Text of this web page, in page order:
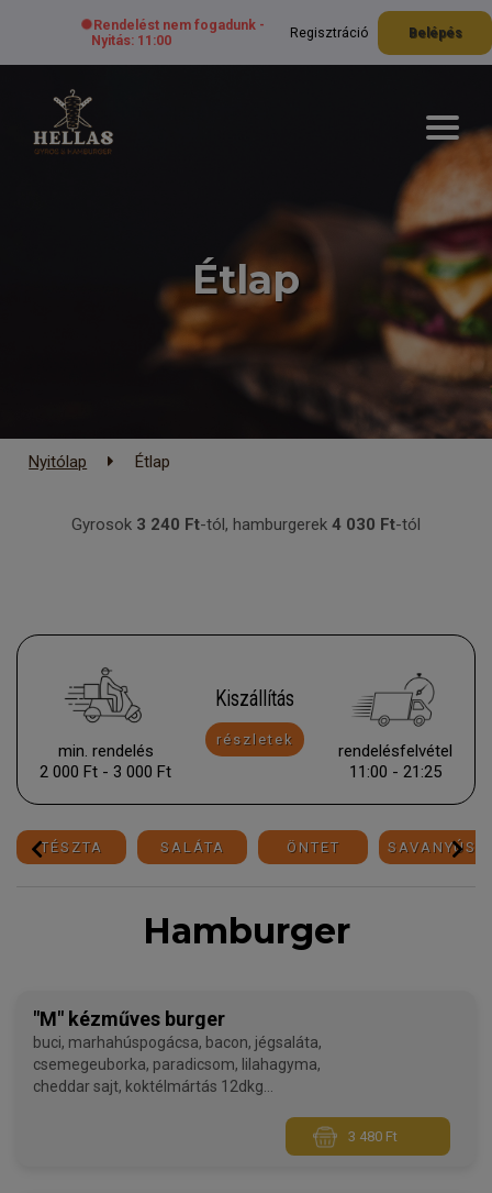
Rendelést nem fogadunk -
Nyitás: 11:00
Regisztráció Belépés
Étlap
Nyitólap Étlap
Gyrosok 3 240 Ft-tól, hamburgerek 4 030 Ft-tól
min. rendelés
2 000 Ft - 3 000 Ft
Kiszállítás
részletek
rendelésfelvétel
11:00 - 21:25
TÉSZTA SALÁTA ÖNTET
Hamburger
"M" kézműves burger
buci, marhahúspogácsa, bacon, jégsaláta,
csemegeuborka, paradicsom, lilahagyma,
cheddar sajt, koktélmártás 12dkg
3 480 Ft